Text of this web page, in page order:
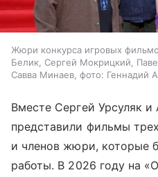
Жюри конкурса игровых
Белик, Сергей Мокрицкий,
Савва Минаев, фото: Геннадий
Вместе Сергей Урсуляк и
представили фильмы
и членов жюри, которые
работы. В 2026 году на